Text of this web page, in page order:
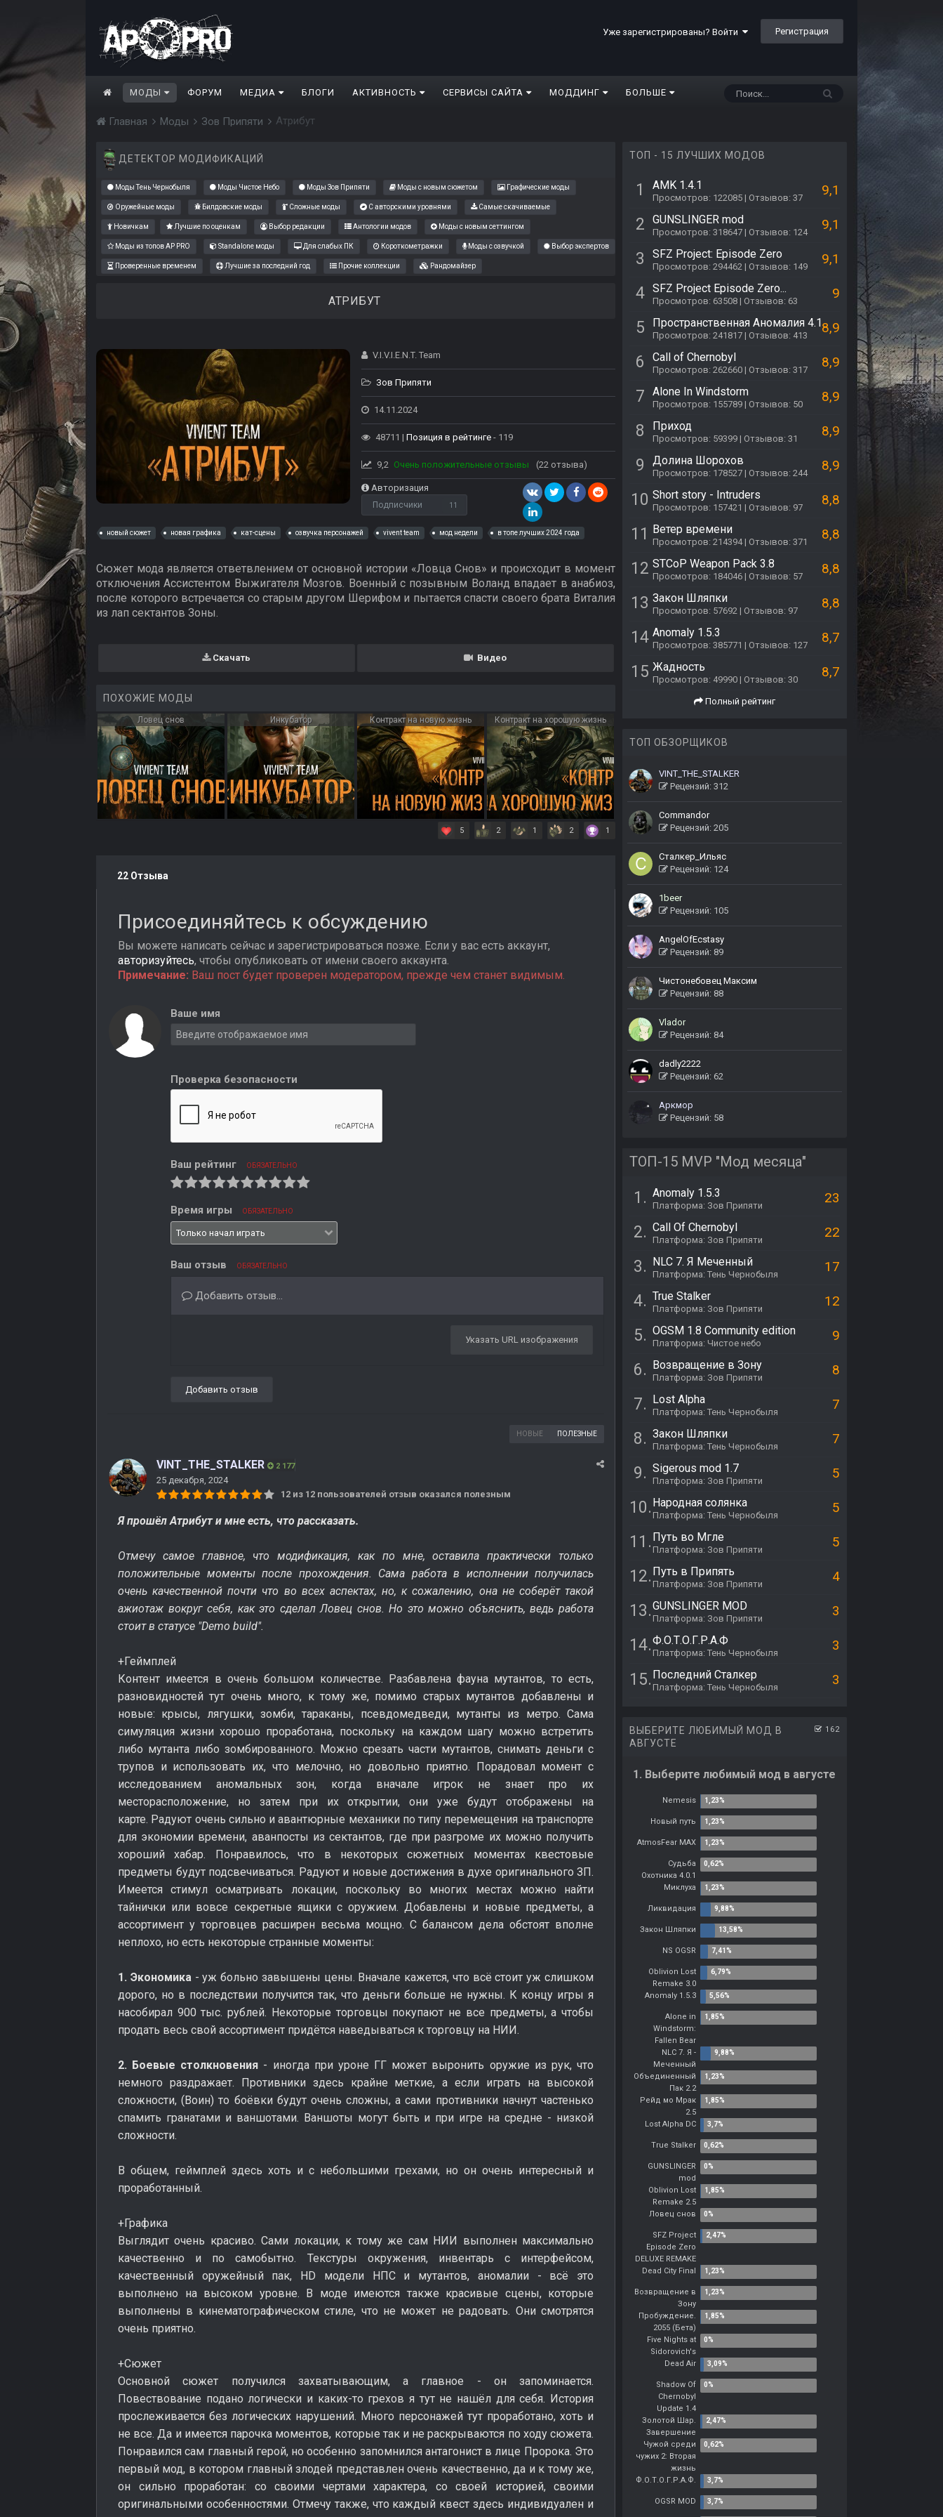
Уже зарегистрированы? Войти Регистрация
МОДЫ ФОРУМ МЕДИА БЛОГИ АКТИВНОСТЬ СЕРВИСЫ САЙТА МОДДИНГ БОЛЬШЕ
Главная Моды Зов Припяти Атрибут
ДЕТЕКТОР МОДИФИКАЦИЙ
Моды Тень Чернобыля Моды Чистое Небо Моды Зов Припяти Моды с новым сюжетом Графические моды
Оружейные моды Билдовские моды Сложные моды С авторскими уровнями Самые скачиваемые
Новичкам Лучшие по оценкам Выбор редакции Антологии модов Моды с новым сеттингом
Моды из топов AP PRO Standalone моды Для слабых ПК Короткометражки Моды с озвучкой Выбор экспертов
Проверенные временем Лучшие за последний год Прочие коллекции Рандомайзер
АТРИБУТ
V.I.V.I.E.N.T. Team
Зов Припяти
14.11.2024
48711 | Позиция в рейтинге- 119
9,2 Очень положительные отзывы (22 отзыва)
Авторизация
Подписчики 11
новый сюжет новая графика кат-сцены озвучка персонажей vivent team мод недели в топе лучших 2024 года
Сюжет мода является ответвлением от основной истории «Ловца Снов» и происходит в момент
отключения Ассистентом Выжигателя Мозгов. Военный с позывным Воланд впадает в анабиоз,
после которого встречается со старым другом Шерифом и пытается спасти своего брата Виталия
из лап сектантов Зоны.
Скачать Видео
ПОХОЖИЕ МОДЫ
Ловец снов Инкубатор Контракт на новую жизнь Контракт на хорошую жизнь
5 2 1 2 1
22 Отзыва
Присоединяйтесь к обсуждению
Вы можете написать сейчас и зарегистрироваться позже. Если у вас есть аккаунт,
авторизуйтесь, чтобы опубликовать от имени своего аккаунта.
Примечание: Ваш пост будет проверен модератором, прежде чем станет видимым.
Ваше имя
Проверка безопасности
Ваш рейтинг ОБЯЗАТЕЛЬНО
Время игры ОБЯЗАТЕЛЬНО
Ваш отзыв ОБЯЗАТЕЛЬНО
Добавить отзыв...
Указать URL изображения
Добавить отзыв
ПОЛЕЗНЫЕ
НОВЫЕ
VINT_THE_STALKER 2 177
25 декабря, 2024
12 из 12 пользователей отзыв оказался полезным
Я прошёл Атрибут и мне есть, что рассказать.
Отмечу самое главное, что модификация, как по мне, оставила практически только
положительные моменты после прохождения. Сама работа в исполнении получилась
очень качественной почти что во всех аспектах, но, к сожалению, она не соберёт такой
ажиотаж вокруг себя, как это сделал Ловец снов. Но это можно объяснить, ведь работа
стоит в статусе "Demo build".
+Геймплей
Контент имеется в очень большом количестве. Разбавлена фауна мутантов, то есть,
разновидностей тут очень много, к тому же, помимо старых мутантов добавлены и
новые: крысы, лягушки, зомби, тараканы, псевдомедведи, мутанты из метро. Сама
симуляция жизни хорошо проработана, поскольку на каждом шагу можно встретить
либо мутанта либо зомбированного. Можно срезать части мутантов, снимать деньги с
трупов и использовать их, что мелочно, но довольно приятно. Порадовал момент с
исследованием аномальных зон, когда вначале игрок не знает про их
месторасположение, но затем при их открытии, они уже будут отображены на
карте. Радуют очень сильно и авантюрные механики по типу перемещения на транспорте
для экономии времени, аванпосты из сектантов, где при разгроме их можно получить
хороший хабар. Понравилось, что в некоторых сюжетных моментах квестовые
предметы будут подсвечиваться. Радуют и новые достижения в духе оригинального ЗП.
Имеется стимул осматривать локации, поскольку во многих местах можно найти
тайнички или вовсе секретные ящики с оружием. Добавлены и новые предметы, а
ассортимент у торговцев расширен весьма мощно. С балансом дела обстоят вполне
неплохо, но есть некоторые странные моменты:
1. Экономика- уж больно завышены цены. Вначале кажется, что всё стоит уж слишком
дорого, но в последствии получится так, что деньги больше не нужны. К концу игры я
насобирал 900 тыс. рублей. Некоторые торговцы покупают не все предметы, а чтобы
продать весь свой ассортимент придётся наведываться к торговцу на НИИ.
2. Боевые столкновения - иногда при уроне ГГ может выронить оружие из рук, что
немного раздражает. Противники здесь крайне меткие, а если играть на высокой
сложности, (Воин) то боёвки будут очень сложны, а сами противники начнут частенько
спамить гранатами и ваншотами. Ваншоты могут быть и при игре на средне - низкой
сложности.
В общем, геймплей здесь хоть и с небольшими грехами, но он очень интересный и
проработанный.
+Графика
Выглядит очень красиво. Сами локации, к тому же сам НИИ выполнен максимально
качественно и по самобытно. Текстуры окружения, инвентарь с интерфейсом,
качественный оружейный пак, HD модели НПС и мутантов, аномалии - всё это
выполнено на высоком уровне. В моде имеются также красивые сцены, которые
выполнены в кинематографическом стиле, что не может не радовать. Они смотрятся
очень приятно.
+Сюжет
Основной сюжет получился захватывающим, а главное - он запоминается.
Повествование подано логически и каких-то грехов я тут не нашёл для себя. История
прослеживается без логических нарушений. Много персонажей тут проработано, хоть и
не все. Да и имеется парочка моментов, которые так и не раскрываются по ходу сюжета.
Понравился сам главный герой, но особенно запомнился антагонист в лице Пророка. Это
первый мод, в котором главный злодей представлен очень качественно, да и к тому же,
он сильно проработан: со своими чертами характера, со своей историей, своими
оригинальными особенностями. Отмечу также, что каждый квест здесь индивидуален и
ТОП - 15 ЛУЧШИХ МОДОВ
1 AMK 1.4.1
Просмотров: 122085 | Отзывов: 37 9,1
2 GUNSLINGER mod
Просмотров: 318647 | Отзывов: 124 9,1
3 SFZ Project: Episode Zero
Просмотров: 294462 | Отзывов: 149 9,1
4 SFZ Project Episode Zero...
Просмотров: 63508 | Отзывов: 63 9
5 Пространственная Аномалия 4.1
Просмотров: 241817 | Отзывов: 413 8,9
6 Call of Chernobyl
Просмотров: 262660 | Отзывов: 317 8,9
7 Alone In Windstorm
Просмотров: 155789 | Отзывов: 50 8,9
8 Приход
Просмотров: 59399 | Отзывов: 31 8,9
9 Долина Шорохов
Просмотров: 178527 | Отзывов: 244 8,9
10 Short story - Intruders
Просмотров: 157421 | Отзывов: 97 8,8
11 Ветер времени
Просмотров: 214394 | Отзывов: 371 8,8
12 STCoP Weapon Pack 3.8
Просмотров: 184046 | Отзывов: 57 8,8
13 Закон Шляпки
Просмотров: 57692 | Отзывов: 97 8,8
14 Anomaly 1.5.3
Просмотров: 385771 | Отзывов: 127 8,7
15 Жадность
Просмотров: 49990 | Отзывов: 30 8,7
Полный рейтинг
ТОП ОБЗОРЩИКОВ
VINT_THE_STALKER
Рецензий: 312
Commandor
Рецензий: 205
Сталкер_Ильяс
Рецензий: 124
1beer
Рецензий: 105
AngelOfEcstasy
Рецензий: 89
Чистонебовец Максим
Рецензий: 88
Vlador
Рецензий: 84
dadly2222
Рецензий: 62
Аркмор
Рецензий: 58
ТОП-15 MVP "Мод месяца"
1. Anomaly 1.5.3
Платформа: Зов Припяти 23
2. Call Of Chernobyl
Платформа: Зов Припяти 22
3. NLC 7. Я Меченный
Платформа: Тень Чернобыля 17
4. True Stalker
Платформа: Зов Припяти 12
5. OGSM 1.8 Community edition
Платформа: Чистое небо 9
6. Возвращение в Зону
Платформа: Зов Припяти 8
7. Lost Alpha
Платформа: Тень Чернобыля 7
8. Закон Шляпки
Платформа: Тень Чернобыля 7
9. Sigerous mod 1.7
Платформа: Зов Припяти 5
10. Народная солянка
Платформа: Тень Чернобыля 5
11. Путь во Мгле
Платформа: Зов Припяти 5
12. Путь в Припять
Платформа: Зов Припяти 4
13.GUNSLINGER MOD
Платформа: Зов Припяти 3
14.Ф.О.Т.О.Г.Р.А.Ф
Платформа: Тень Чернобыля 3
15. Последний Сталкер
Платформа: Тень Чернобыля 3
162
ВЫБЕРИТЕ ЛЮБИМЫЙ МОД В
АВГУСТЕ
1. Выберите любимый мод в августе
Nemesis
Новый путь
AtmosFear MAX
Судьба
Охотника 4.0.1
Миклуха
Ликвидация
Закон Шляпки
NS OGSR
Oblivion Lost
Remake 3.0
Anomaly 1.5.3
Alone in
Windstorm:
Fallen Bear
NLC 7. Я -
Меченный
Объединенный
Пак 2.2
Рейд мо Мрак
2.5
Lost Alpha DC
True Stalker
GUNSLINGER
mod
Oblivion Lost
Remake 2.5
Ловец снов
SFZ Project
Episode Zero
DELUXE REMAKE
Dead City Final
Возвращение в
Зону
Пробуждение.
2055 (Бета)
Five Nights at
Sidorovich's
Dead Air
Shadow Of
Chernobyl
Update 1.4
Золотой Шар.
Завершение
Чужой среди
чужих 2: Вторая
жизнь
Ф.О.Т.О.Г.Р.А.Ф.
OGSR MOD